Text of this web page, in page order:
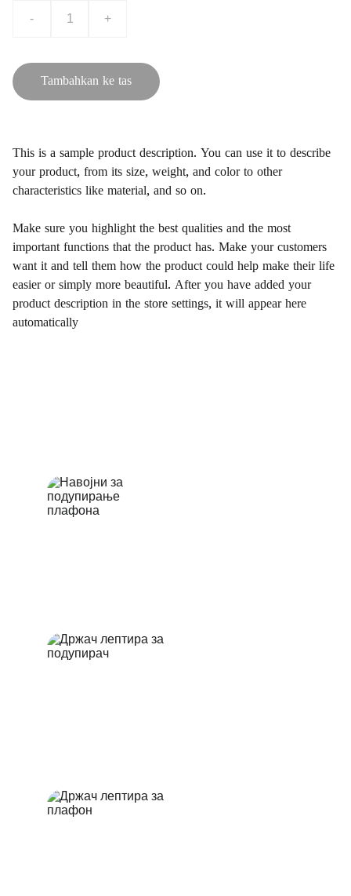
- +
Tambahkan ke tas
This is a sample product description. You can use it to describe
your product, from its size, weight, and color to other
characteristics like material, and so on.
Make sure you highlight the best qualities and the most
important functions that the product has. Make your customers
want it and tell them how the product could help make their life
easier or simply more beautiful. After you have added your
product description in the store settings, it will appear here
automatically